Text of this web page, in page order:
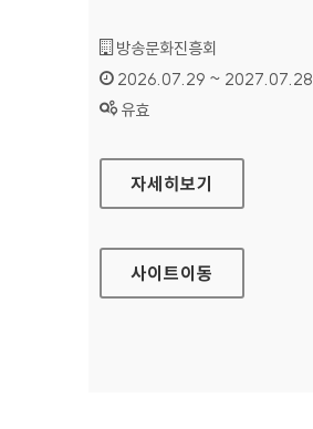
기관명 :
방송문화진흥회
인증기간 :
2026.07.29 ~ 2027.07.28
상태 :
유효
방송문화진흥회
자세히보기
사이트이동